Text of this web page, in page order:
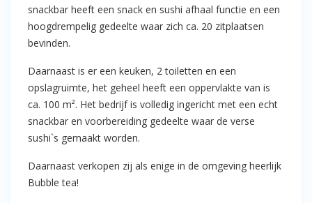
snackbar heeft een snack en sushi afhaal functie en een
hoogdrempelig gedeelte waar zich ca. 20 zitplaatsen
bevinden.
Daarnaast is er een keuken, 2 toiletten en een
opslagruimte, het geheel heeft een oppervlakte van is
ca. 100 m². Het bedrijf is volledig ingericht met een echt
snackbar en voorbereiding gedeelte waar de verse
sushi`s gemaakt worden.
Daarnaast verkopen zij als enige in de omgeving heerlijk
Bubble tea!